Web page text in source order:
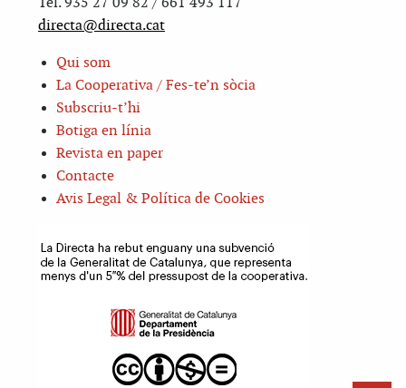
directa@directa.cat
Qui som
La Cooperativa / Fes-te’n sòcia
Subscriu-t’hi
Botiga en línia
Revista en paper
Contacte
Avis Legal & Política de Cookies